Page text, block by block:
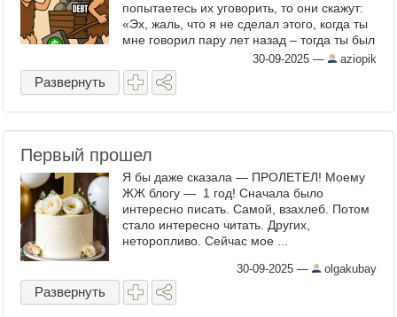
попытаетесь их уговорить, то они скажут:
«Эх, жаль, что я не сделал этого, когда ты
мне говорил пару лет назад – тогда ты был
прав, но теперь-то уже слишком поздно, я
упустил момент и не буду ...
30-09-2025 — aziopik
Развернуть
Первый прошел
Я бы даже сказала — ПРОЛЕТЕЛ! Моему
ЖЖ блогу — 1 год! Сначала было
интересно писать. Самой, взахлеб. Потом
стало интересно читать. Других,
неторопливо. Сейчас мое ...
30-09-2025 — olgakubay
Развернуть